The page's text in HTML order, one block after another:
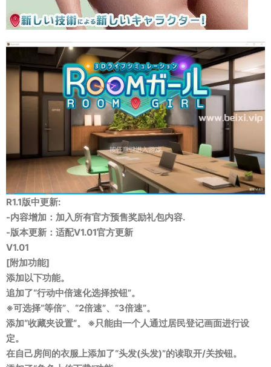
R1.1版中更新:
-内容增加：加入所有官方预售奖励礼包内容.
-版本更新：适配V1.01官方更新
V1.01
[附加功能]
添加以下功能。
追加了“行动中倍速化选择按钮”。
※可选择“等倍”、“2倍速”、“3倍速”。
添加“收藏夹设置”。 ※只能由一个人通过居民登记画面进行设
定。
在自己房间的衣服上添加了“头发(头发)”的读取开/关按钮。